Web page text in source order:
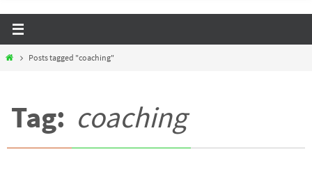
HomePosts tagged "coaching"
Tag: coaching